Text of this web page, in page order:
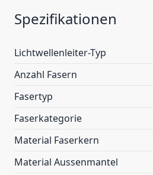
Spezifikationen
Lichtwellenleiter-Typ
Anzahl Fasern
Fasertyp
Faserkategorie
Material Faserkern
Material Aussenmantel